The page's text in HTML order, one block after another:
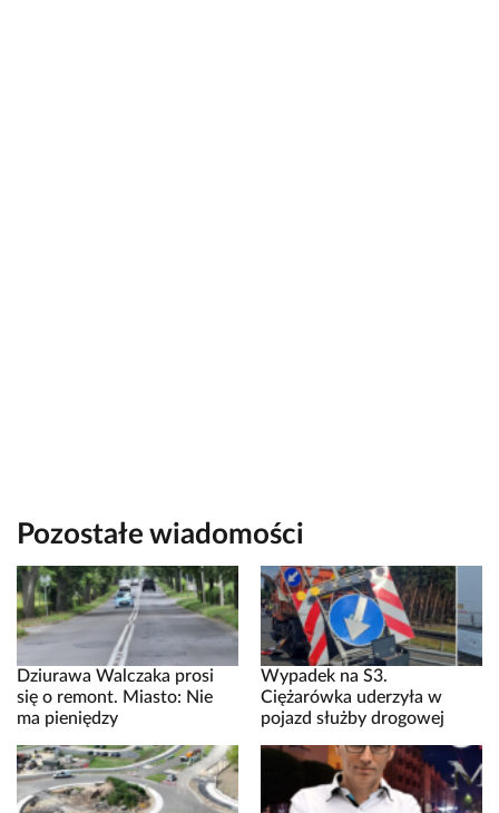
Pozostałe wiadomości
Dziurawa Walczaka prosi
się o remont. Miasto: Nie
ma pieniędzy
Wypadek na S3.
Ciężarówka uderzyła w
pojazd służby drogowej